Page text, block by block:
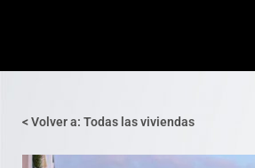
< Volver a: Todas las viviendas